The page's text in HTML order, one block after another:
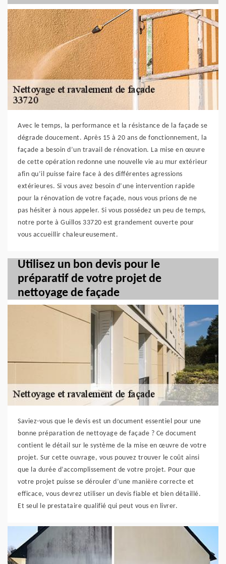
Avec le temps, la performance et la résistance de la façade se
dégrade doucement. Après 15 à 20 ans de fonctionnement, la
façade a besoin d’un travail de rénovation. La mise en œuvre
de cette opération redonne une nouvelle vie au mur extérieur
afin qu’il puisse faire face à des différentes agressions
extérieures. Si vous avez besoin d’une intervention rapide
pour la rénovation de votre façade, nous vous prions de ne
pas hésiter à nous appeler. Si vous possédez un peu de temps,
notre porte à Guillos 33720 est grandement ouverte pour
vous accueillir chaleureusement.
Utilisez un bon devis pour le
préparatif de votre projet de
nettoyage de façade
Saviez-vous que le devis est un document essentiel pour une
bonne préparation de nettoyage de façade ? Ce document
contient le détail sur le système de la mise en œuvre de votre
projet. Sur cette ouvrage, vous pouvez trouver le coût ainsi
que la durée d’accomplissement de votre projet. Pour que
votre projet puisse se dérouler d’une manière correcte et
efficace, vous devrez utiliser un devis fiable et bien détaillé.
Et seul le prestataire qualifié qui peut vous en livrer.